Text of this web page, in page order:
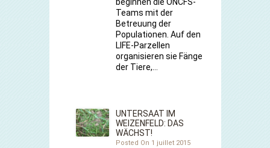
beginnen die ONCFS-
Teams mit der
Betreuung der
Populationen. Auf den
LIFE-Parzellen
organisieren sie Fänge
der Tiere,…
UNTERSAAT IM
WEIZENFELD: DAS
WÄCHST!
Posted On 1 juillet 2015